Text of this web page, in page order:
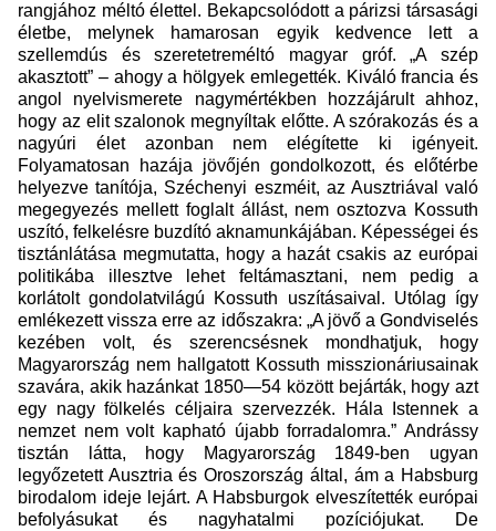
rangjához méltó élettel. Bekapcsolódott a párizsi társasági
életbe, melynek hamarosan egyik kedvence lett a
szellemdús és szeretetreméltó magyar gróf. „A szép
akasztott” – ahogy a hölgyek emlegették. Kiváló francia és
angol nyelvismerete nagymértékben hozzájárult ahhoz,
hogy az elit szalonok megnyíltak előtte. A szórakozás és a
nagyúri élet azonban nem elégítette ki igényeit.
Folyamatosan hazája jövőjén gondolkozott, és előtérbe
helyezve tanítója, Széchenyi eszméit, az Ausztriával való
megegyezés mellett foglalt állást, nem osztozva Kossuth
uszító, felkelésre buzdító aknamunkájában. Képességei és
tisztánlátása megmutatta, hogy a hazát csakis az európai
politikába illesztve lehet feltámasztani, nem pedig a
korlátolt gondolatvilágú Kossuth uszításaival. Utólag így
emlékezett vissza erre az időszakra: „A jövő a Gondviselés
kezében volt, és szerencsésnek mondhatjuk, hogy
Magyarország nem hallgatott Kossuth misszionáriusainak
szavára, akik hazánkat 1850—54 között bejárták, hogy azt
egy nagy fölkelés céljaira szervezzék. Hála Istennek a
nemzet nem volt kapható újabb forradalomra.” Andrássy
tisztán látta, hogy Magyarország 1849-ben ugyan
legyőzetett Ausztria és Oroszország által, ám a Habsburg
birodalom ideje lejárt. A Habsburgok elveszítették európai
befolyásukat és nagyhatalmi pozíciójukat. De